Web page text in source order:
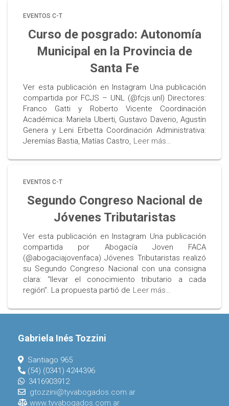
EVENTOS C-T
Curso de posgrado: Autonomía
Municipal en la Provincia de
Santa Fe
Ver esta publicación en Instagram Una publicación
compartida por FCJS – UNL (@fcjs.unl) Directores:
Franco Gatti y Roberto Vicente Coordinación
Académica: Mariela Uberti, Gustavo Daverio, Agustín
Genera y Leni Erbetta Coordinación Administrativa:
Jeremías Bastia, Matías Castro, Leer más…
EVENTOS C-T
Segundo Congreso Nacional de
Jóvenes Tributaristas
Ver esta publicación en Instagram Una publicación
compartida por Abogacía Joven FACA
(@abogaciajovenfaca) Jóvenes Tributaristas realizó
su Segundo Congreso Nacional con una consigna
clara: “llevar el conocimiento tributario a cada
región”. La propuesta partió de Leer más…
Gabriela Inés Tozzini
Santiago 965
(54) (0341) 4244396
3416903912
gtozzini@tyvabogados.com.ar
www.tyvabogados.com.ar